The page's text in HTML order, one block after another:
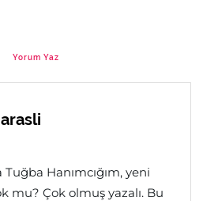
Yorum Yaz
Hanımcığım, yeni
mu? Çok olmuş yazalı. Bu